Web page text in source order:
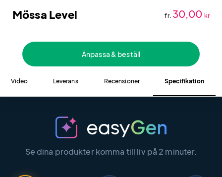
Mössa Level fr. 30,00 kr
Anpassa & beställ
Video Leverans Recensioner Specifikation
Se dina produkter komma till liv på 2 minuter.